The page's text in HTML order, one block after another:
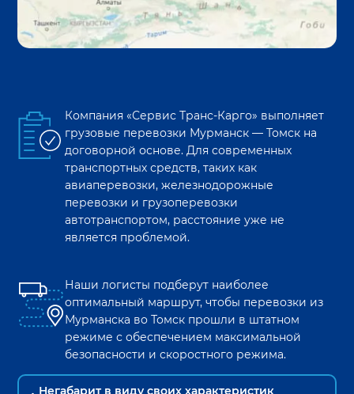
Компания «Сервис Транс-Карго» выполняет
грузовые перевозки Мурманск —Томск на
договорной основе. Для современных
транспортных средств, таких как
авиаперевозки, железнодорожные
перевозки и грузоперевозки
автотранспортом, расстояние уже не
является проблемой.
Наши логисты подберут наиболее
оптимальный маршрут, чтобы перевозки из
Мурманска воТомск прошли в штатном
режиме с обеспечением максимальной
безопасности и скоростного режима.
Негабарит в виду своих характеристик